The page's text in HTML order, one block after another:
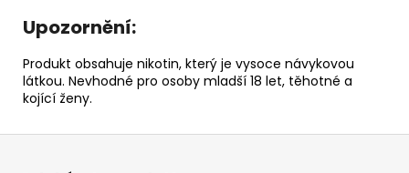
Upozornění:
Produkt obsahuje nikotin, který je vysoce návykovou
látkou. Nevhodné pro osoby mladší 18 let, těhotné a
kojící ženy.
Z